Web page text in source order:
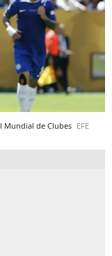
Mundial de Clubes EFE